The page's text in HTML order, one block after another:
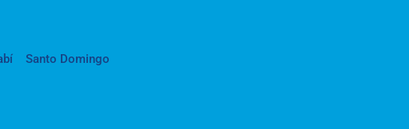
Santo Domingo